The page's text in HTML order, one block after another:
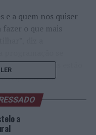
e a quem nos quiser
o que mais
entre os quais estão
o Círculo
“Lado B”, convida a
a